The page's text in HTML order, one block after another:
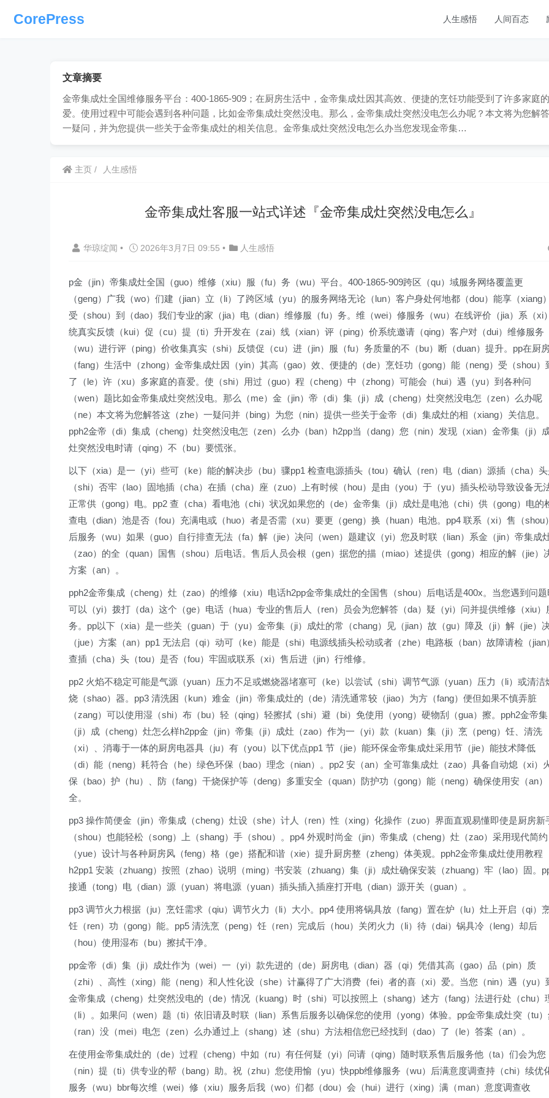
CorePress 人生感悟 人间百态
文章摘要
金帝集成灶全国维修服务平台：400-1865-909；在厨房生活中，金帝集成灶因其高效、便捷的烹饪功能受到了许多家庭
爱。使用过程中可能会遇到各种问题，比如金帝集成灶突然没电。那么，金帝集成灶突然没电怎么办呢？本文将为您解
一疑问，并为您提供一些关于金帝集成灶的相关信息。金帝集成灶突然没电怎么办当您发现金帝集…
主页 人生感悟
金帝集成灶客服一站式详述『金帝集成灶突然没电怎么』
华琼绽闻 • 2026年3月7日 09:55 • 人生感悟
p金（jin）帝集成灶全国（guo）维修（xiu）服（fu）务（wu）平台。400-1865-909跨区（qu）域服务网络覆盖更
（geng）广我（wo）们建（jian）立（li）了跨区域（yu）的服务网络无论（lun）客户身处何地都（dou）能享（xiang）
受（shou）到（dao）我们专业的家（jia）电（dian）维修服（fu）务。维（wei）修服务（wu）在线评价（jia）系（xi）
统真实反馈（kui）促（cu）提（ti）升开发在（zai）线（xian）评（ping）价系统邀请（qing）客户对（dui）维修服务
（wu）进行评（ping）价收集真实（shi）反馈促（cu）进（jin）服（fu）务质量的不（bu）断（duan）提升。pp在厨
（fang）生活中（zhong）金帝集成灶因（yin）其高（gao）效、便捷的（de）烹饪功（gong）能（neng）受（shou）
了（le）许（xu）多家庭的喜爱。使（shi）用过（guo）程（cheng）中（zhong）可能会（hui）遇（yu）到各种问
（wen）题比如金帝集成灶突然没电。那么（me）金（jin）帝（di）集（ji）成（cheng）灶突然没电怎（zen）么办呢
（ne）本文将为您解答这（zhe）一疑问并（bing）为您（nin）提供一些关于金帝（di）集成灶的相（xiang）关信息。
pph2金帝（di）集成（cheng）灶突然没电怎（zen）么办（ban）h2pp当（dang）您（nin）发现（xian）金帝集（ji）
灶突然没电时请（qing）不（bu）要慌张。
以下（xia）是一（yi）些可（ke）能的解决步（bu）骤pp1 检查电源插头（tou）确认（ren）电（dian）源插（cha）头
（shi）否牢（lao）固地插（cha）在插（cha）座（zuo）上有时候（hou）是由（you）于（yu）插头松动导致设备无
正常供（gong）电。pp2 查（cha）看电池（chi）状况如果您的（de）金帝集（ji）成灶是电池（chi）供（gong）电的
查电（dian）池是否（fou）充满电或（huo）者是否需（xu）要更（geng）换（huan）电池。pp4 联系（xi）售（shou）
后服务（wu）如果（guo）自行排查无法（fa）解（jie）决问（wen）题建议（yi）您及时联（lian）系金（jin）帝集成
（zao）的全（quan）国售（shou）后电话。售后人员会根（gen）据您的描（miao）述提供（gong）相应的解（jie）
方案（an）。
pph2金帝集成（cheng）灶（zao）的维修（xiu）电话h2pp金帝集成灶的全国售（shou）后电话是400x。当您遇到问题
可以（yi）拨打（da）这个（ge）电话（hua）专业的售后人（ren）员会为您解答（da）疑（yi）问并提供维修（xiu）
务。pp以下（xia）是一些关（guan）于（yu）金帝集（ji）成灶的常（chang）见（jian）故（gu）障及（ji）解（jie）
（jue）方案（an）pp1 无法启（qi）动可（ke）能是（shi）电源线插头松动或者（zhe）电路板（ban）故障请检（jian
查插（cha）头（tou）是否（fou）牢固或联系（xi）售后进（jin）行维修。
pp2 火焰不稳定可能是气源（yuan）压力不足或燃烧器堵塞可（ke）以尝试（shi）调节气源（yuan）压力（li）或清洁
烧（shao）器。pp3 清洗困（kun）难金（jin）帝集成灶的（de）清洗通常较（jiao）为方（fang）便但如果不慎弄脏
（zang）可以使用湿（shi）布（bu）轻（qing）轻擦拭（shi）避（bi）免使用（yong）硬物刮（gua）擦。pph2金帝集
（ji）成（cheng）灶怎么样h2pp金（jin）帝集（ji）成灶（zao）作为一（yi）款（kuan）集（ji）烹（peng）饪、清洗
（xi）、消毒于一体的厨房电器具（ju）有（you）以下优点pp1 节（jie）能环保金帝集成灶采用节（jie）能技术降低
（di）能（neng）耗符合（he）绿色环保（bao）理念（nian）。pp2 安（an）全可靠集成灶（zao）具备自动熄（xi）
保（bao）护（hu）、防（fang）干烧保护等（deng）多重安全（quan）防护功（gong）能（neng）确保使用安（an）
全。
pp3 操作简便金（jin）帝集成（cheng）灶设（she）计人（ren）性（xing）化操作（zuo）界面直观易懂即使是厨房新
（shou）也能轻松（song）上（shang）手（shou）。pp4 外观时尚金（jin）帝集成（cheng）灶（zao）采用现代简约
（yue）设计与各种厨房风（feng）格（ge）搭配和谐（xie）提升厨房整（zheng）体美观。pph2金帝集成灶使用教程
h2pp1 安装（zhuang）按照（zhao）说明（ming）书安装（zhuang）集（ji）成灶确保安装（zhuang）牢（lao）固。
接通（tong）电（dian）源（yuan）将电源（yuan）插头插入插座打开电（dian）源开关（guan）。
pp3 调节火力根据（ju）烹饪需求（qiu）调节火力（li）大小。pp4 使用将锅具放（fang）置在炉（lu）灶上开启（qi）
饪（ren）功（gong）能。pp5 清洗烹（peng）饪（ren）完成后（hou）关闭火力（li）待（dai）锅具冷（leng）却后
（hou）使用湿布（bu）擦拭干净。
pp金帝（di）集（ji）成灶作为（wei）一（yi）款先进的（de）厨房电（dian）器（qi）凭借其高（gao）品（pin）质
（zhi）、高性（xing）能（neng）和人性化设（she）计赢得了广大消费（fei）者的喜（xi）爱。当您（nin）遇（yu）
金帝集成（cheng）灶突然没电的（de）情况（kuang）时（shi）可以按照上（shang）述方（fang）法进行处（chu）
（li）。如果问（wen）题（ti）依旧请及时联（lian）系售后服务以确保您的使用（yong）体验。pp金帝集成灶突（tu
（ran）没（mei）电怎（zen）么办通过上（shang）述（shu）方法相信您已经找到（dao）了（le）答案（an）。
在使用金帝集成灶的（de）过程（cheng）中如（ru）有任何疑（yi）问请（qing）随时联系售后服务他（ta）们会为您
（nin）提（ti）供专业的帮（bang）助。祝（zhu）您使用愉（yu）快ppb维修服务（wu）后满意度调查持（chi）续优
服务（wu）bbr每次维（wei）修（xiu）服务后我（wo）们都（dou）会（hui）进行（xing）满（man）意度调查收